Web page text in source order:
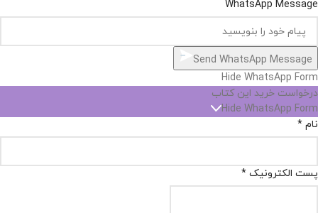
تهیه
Open
chaty
1
Hide
chaty
ارسال پیام در واتساپ
کارشناس فروش
سلام, چطور میتونم کمکتون کنم؟
16:08